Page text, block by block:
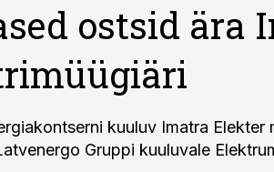
ostsid ära
kuuluv Imatra Elekter
Gruppi kuuluvale